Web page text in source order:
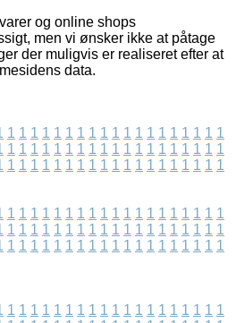
og online shops
men vi ønsker ikke at påtage
der muligvis er realiseret efter at
data.
1 1 1 1 1 1 1 1 1 1 1 1 1 1 1 1 1 1 1
1 1 1 1 1 1 1 1 1 1 1 1 1 1 1 1 1 1 1
1 1 1 1 1 1 1 1 1 1 1 1 1 1 1 1 1 1 1
1 1 1 1 1 1 1 1 1 1 1 1 1 1 1 1 1 1 1
1 1 1 1 1 1 1 1 1 1 1 1 1 1 1 1 1 1 1
1 1 1 1 1 1 1 1 1 1 1 1 1 1 1 1 1 1 1
1 1 1 1 1 1 1 1 1 1 1 1 1 1 1 1 1 1 1